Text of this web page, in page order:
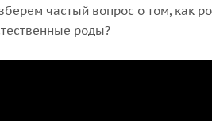
частый вопрос о том, как
роды?